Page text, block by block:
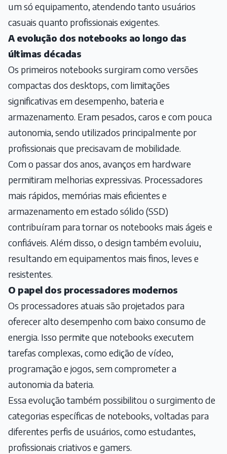
um só equipamento, atendendo tanto usuários
casuais quanto profissionais exigentes.
A evolução dos notebooks ao longo das
últimas décadas
Os primeiros notebooks surgiram como versões
compactas dos desktops, com limitações
significativas em desempenho, bateria e
armazenamento. Eram pesados, caros e com pouca
autonomia, sendo utilizados principalmente por
profissionais que precisavam de mobilidade.
Com o passar dos anos, avanços em hardware
permitiram melhorias expressivas. Processadores
mais rápidos, memórias mais eficientes e
armazenamento em estado sólido (SSD)
contribuíram para tornar os notebooks mais ágeis e
confiáveis. Além disso, o design também evoluiu,
resultando em equipamentos mais finos, leves e
resistentes.
O papel dos processadores modernos
Os processadores atuais são projetados para
oferecer alto desempenho com baixo consumo de
energia. Isso permite que notebooks executem
tarefas complexas, como edição de vídeo,
programação e jogos, sem comprometer a
autonomia da bateria.
Essa evolução também possibilitou o surgimento de
categorias específicas de notebooks, voltadas para
diferentes perfis de usuários, como estudantes,
profissionais criativos e gamers.